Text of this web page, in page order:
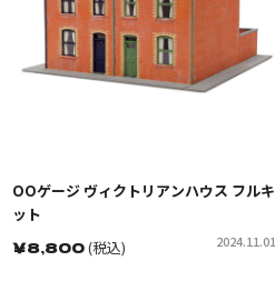
OOゲージ ヴィクトリアンハウス フルキ
ット
￥8,800(税込) 2024.11.01